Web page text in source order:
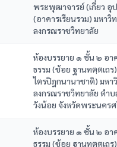
พระพุฒาจารย์ (เกี่ยว อุป
(อาคารเรียนรวม) มหาวิ
ลงกรณราชวิทยาลัย
ห้องบรรยาย ๑ ชั้น ๒ อ
ธรรม (ช้อย ฐานทตฺตเถ
ไตรปิฎกนานาชาติ) มหา
ลงกรณราชวิทยาลัย ตำบ
วังน้อย จังหวัดพระนคร
ห้องบรรยาย ๑ ชั้น ๒ อ
ธรรม (ช้อย ฐานทตฺตเถ